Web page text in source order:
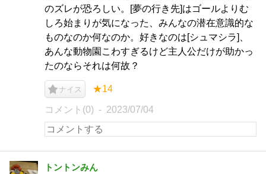
のズレが恐ろしい。[夢の行き先]はゴールよりむ
しろ始まりが気になった、みんなの潜在意識的な
ものなのか何なのか。好きなのは[シュマシラ]、
あんな動物園こわすぎるけど主人公だけが助かっ
たのならそれは何故？
ナイス ★14
コメント(0) 2023/07/04
トントンみん